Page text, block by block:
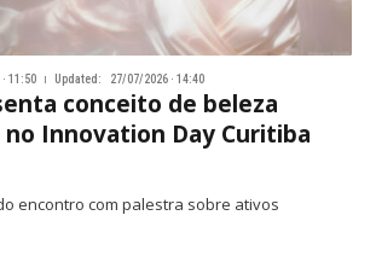
11:50 Updated: 27/07/2026 · 14:40
conceito de beleza
Innovation Day Curitiba
encontro com palestra sobre ativos